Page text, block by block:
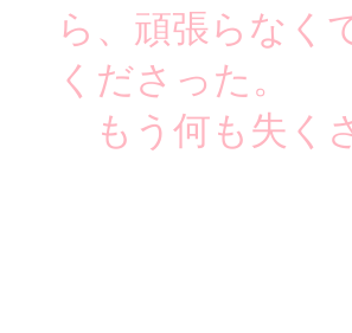
ら、頑張らなく
くださった。
もう何も失く